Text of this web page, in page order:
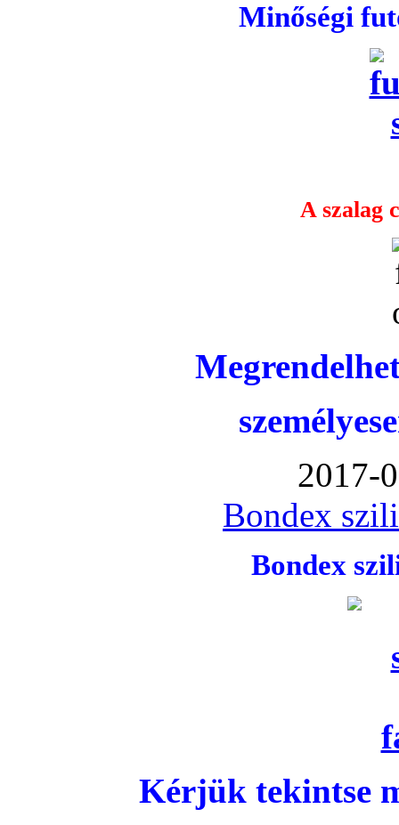
Minőségi
A szalag
2017-
Bondex
Bondex
Kérjük tekintse